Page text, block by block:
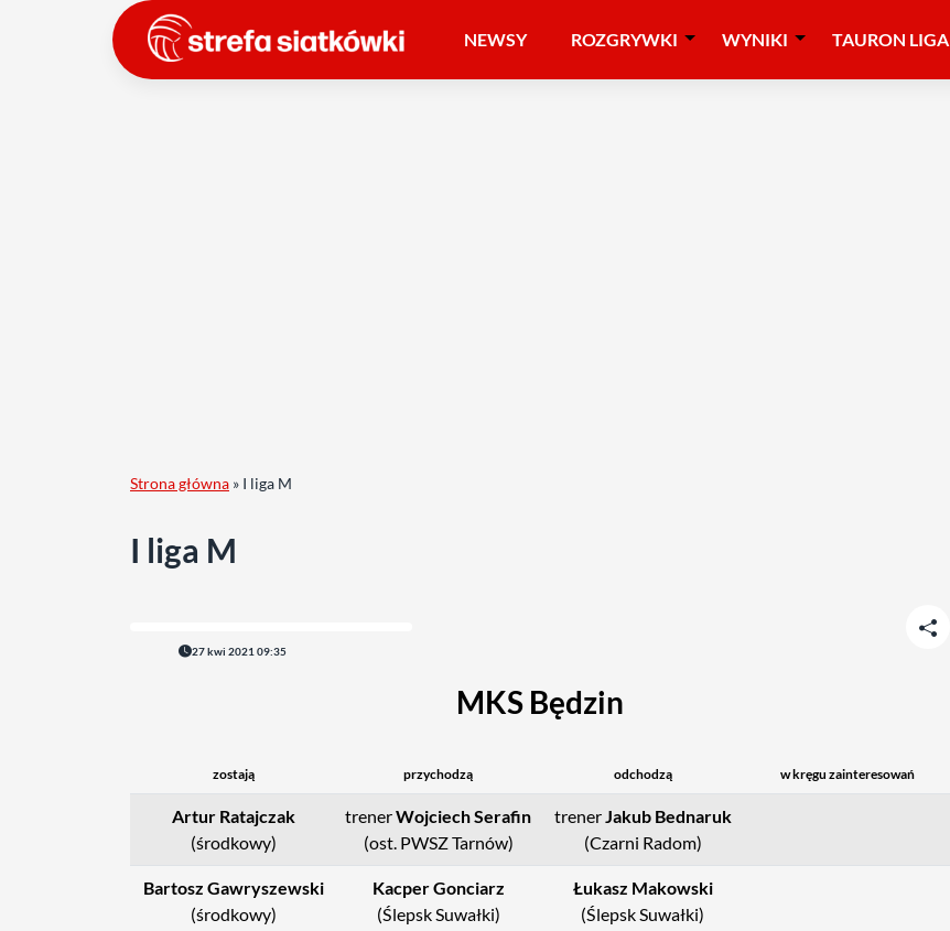
NEWSY ROZGRYWKI WYNIKI TAURON LIGA
Strona główna » I liga M
I liga M
27 kwi 2021 09:35
MKS Będzin
zostają przychodzą odchodzą w kręgu zainteresowań
Artur Ratajczak
(środkowy)
trenerWojciech Serafin
(ost. PWSZ Tarnów)
trenerJakub Bednaruk
(Czarni Radom)
Bartosz Gawryszewski
(środkowy)
Kacper Gonciarz
(Ślepsk Suwałki)
Łukasz Makowski
(Ślepsk Suwałki)